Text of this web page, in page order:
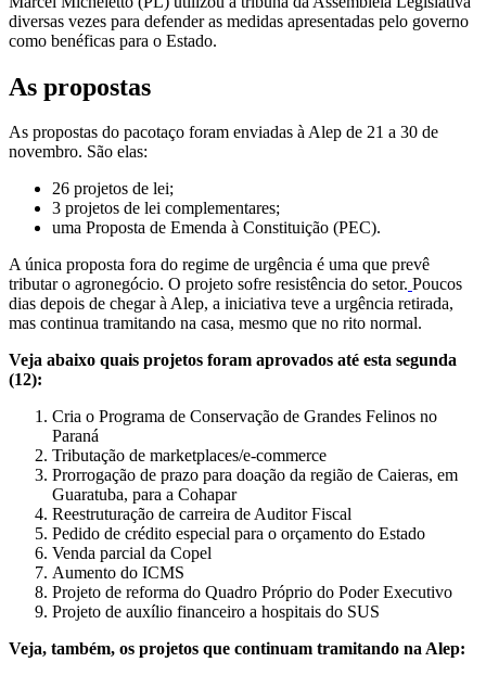
diversas vezes para defender as medidas apresentadas pelo governo
como benéficas para o Estado.
As propostas
As propostas do pacotaço foram enviadas à Alep de 21 a 30 de
novembro. São elas:
26 projetos de lei;
3 projetos de lei complementares;
uma Proposta de Emenda à Constituição (PEC).
A única proposta fora do regime de urgência é uma que prevê
tributar o agronegócio. O projeto sofre resistência do setor. Poucos
dias depois de chegar à Alep, a iniciativa teve a urgência retirada,
mas continua tramitando na casa, mesmo que no rito normal.
Veja abaixo quais projetos foram aprovados até esta segunda
(12):
Cria o Programa de Conservação de Grandes Felinos no
Paraná
Tributação de marketplaces/e-commerce
Prorrogação de prazo para doação da região de Caieras, em
Guaratuba, para a Cohapar
Reestruturação de carreira de Auditor Fiscal
Pedido de crédito especial para o orçamento do Estado
Venda parcial da Copel
Aumento do ICMS
Projeto de reforma do Quadro Próprio do Poder Executivo
Projeto de auxílio financeiro a hospitais do SUS
Veja, também, os projetos que continuam tramitando na Alep: